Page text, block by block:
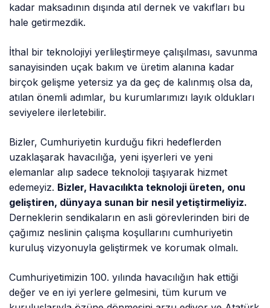
kadar maksadının dışında atıl dernek ve vakıfları bu
hale getirmezdik.
İthal bir teknolojiyi yerlileştirmeye çalışılması, savunma
sanayisinden uçak bakım ve üretim alanına kadar
birçok gelişme yetersiz ya da geç de kalınmış olsa da,
atılan önemli adımlar, bu kurumlarımızı layık oldukları
seviyelere ilerletebilir.
Bizler, Cumhuriyetin kurduğu fikri hedeflerden
uzaklaşarak havacılığa, yeni işyerleri ve yeni
elemanlar alıp sadece teknoloji taşıyarak hizmet
edemeyiz. Bizler, Havacılıkta teknoloji üreten, onu
geliştiren, dünyaya sunan bir nesil yetiştirmeliyiz.
Derneklerin sendikaların en asli görevlerinden biri de
çağımız neslinin çalışma koşullarını cumhuriyetin
kuruluş vizyonuyla geliştirmek ve korumak olmalı.
Cumhuriyetimizin 100. yılında havacılığın hak ettiği
değer ve en iyi yerlere gelmesini, tüm kurum ve